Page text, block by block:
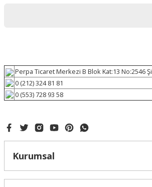
Perpa Ticaret Merkezi B Blok Kat:13 No:2546
0 (212) 324 81 81
0 (553) 728 93 58
Kurumsal